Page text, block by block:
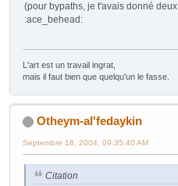
(pour bypaths, je t'avais donné
:ace_behead:
L'art est un travail ingrat,
mais il faut bien que quelqu'un le fasse.
Otheym-al'fedaykin
Septembre 18, 2004, 09:35:40 AM
Citation